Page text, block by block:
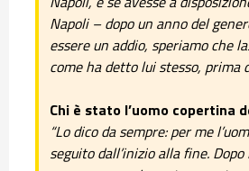
Napoli – dopo un anno del
essere un addio, speriamo che
come ha detto lui stesso, prima
Chi è stato l’uomo copertina
“Lo dico da sempre: per me
seguito dall’inizio alla fine.